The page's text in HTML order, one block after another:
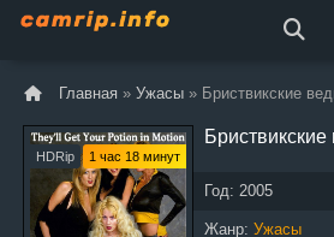
Главная » Ужасы » Бриствикские
HDRip 1 час 18 минут
Год: 2005
Жанр: Ужасы